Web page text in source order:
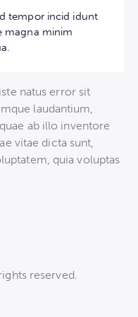
tempor incid idunt
magna minim
natus error sit
laudantium,
ab illo inventore
vitae dicta sunt,
quia voluptas
reserved.